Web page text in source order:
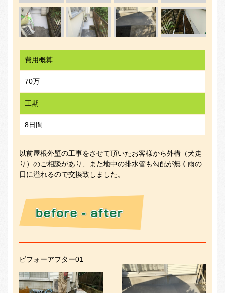
費用概算
70万
工期
8日間
以前屋根外壁の工事をさせて頂いたお客様から外構（犬走
り）のご相談があり、また地中の排水管も勾配が無く雨の
日に溢れるので交換致しました。
ビフォーアフター01